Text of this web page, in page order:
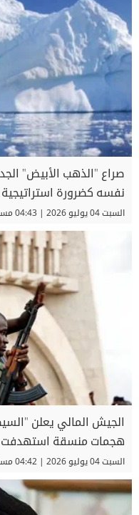
صراع "الذهب الأبيض"
نفسه كضرورة استراتيجية
السبت 04 يوليو 2026 | 04:43 مساءً
الجيش المالي يعلن
هجمات منسقة استهدفت
السبت 04 يوليو 2026 | 04:42 مساءً